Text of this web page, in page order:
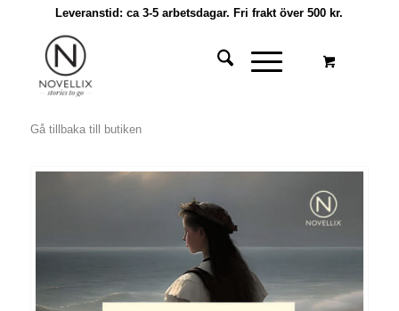
Leveranstid: ca 3-5 arbetsdagar. Fri frakt över 500 kr.
Gå tillbaka till butiken